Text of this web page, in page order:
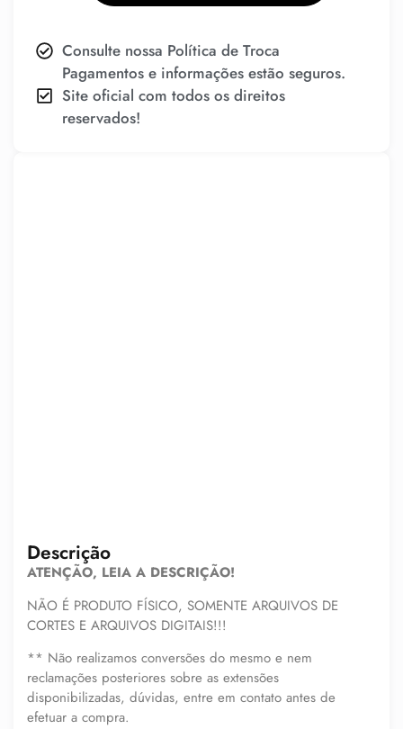
Descrição
ATENÇÃO, LEIA A DESCRIÇÃO!
NÃO É PRODUTO FÍSICO, SOMENTE ARQUIVOS DE
CORTES E ARQUIVOS DIGITAIS!!!
** Não realizamos conversões do mesmo e nem
reclamações posteriores sobre as extensões
disponibilizadas, dúvidas, entre em contato antes de
efetuar a compra.
Consulte nossa Política de Troca
Pagamentos e informações estão seguros.
Site oficial com todos os direitos
reservados!